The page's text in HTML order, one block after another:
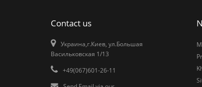
Contact us
Украина,г.Киев, ул.Большая
Васильковская 1/13
+49(067)601-26-11